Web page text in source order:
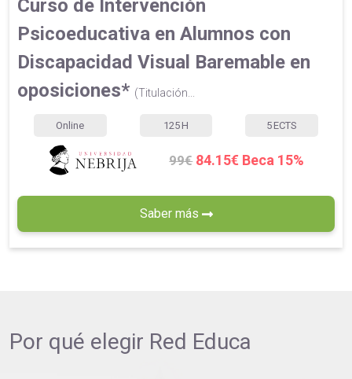
Curso de Intervención
Psicoeducativa en Alumnos con
Discapacidad Visual Baremable en
oposiciones* (Titulación...
Online 125 H 5 ECTS
99€ 84.15€ Beca 15%
Saber más
Por qué elegir Red Educa